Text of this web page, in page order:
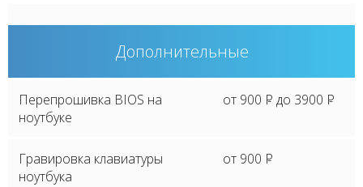
Дополнительные
Перепрошивка BIOS на
ноутбуке
от 900 P до 3900 P
Гравировка клавиатуры
ноутбука
от 900 P